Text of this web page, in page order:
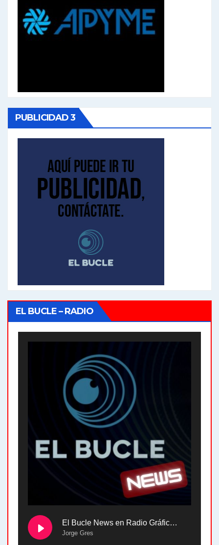
PUBLICIDAD 3
EL BUCLE – RADIO
El Bucle News en Radio Gráfica. Bloque 2 . 28.04.24
Jorge Gres